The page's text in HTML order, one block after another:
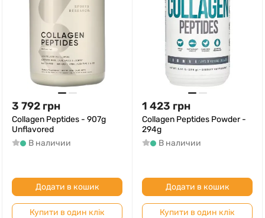
3 792 грн
Collagen Peptides - 907g
Unflavored
В наличии
Додати в кошик
Купити в один клік
1 423 грн
Collagen Peptides Powder -
294g
В наличии
Додати в кошик
Купити в один клік